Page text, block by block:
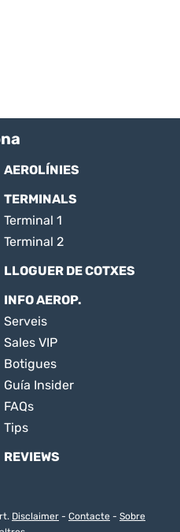
AEROLÍNIES
TERMINALS
Terminal 1
Terminal 2
LLOGUER DE COTXES
INFO AEROP.
Serveis
Sales VIP
Botigues
Guía Insider
FAQs
Tips
REVIEWS
Disclaimer - Contacte - Sobre